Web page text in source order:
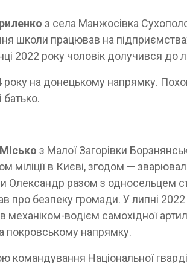
з села Манжосівка
школи працював на
2022 року чоловік долучився до
на донецькому напрямку.
з Малої Загорівки
міліції в Києві, згодом —
Олександр разом з односельцем
про безпеку громади. У липні 2022
механіком-водієм самохідної
покровському напрямку.
Національної